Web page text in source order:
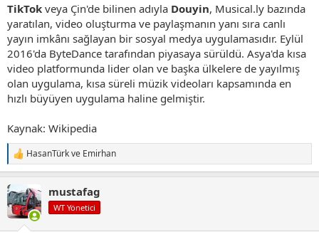
TikTok veya Çin'de bilinen adıyla Douyin, Musical.ly bazında
yaratılan, video oluşturma ve paylaşmanın yanı sıra canlı
yayın imkânı sağlayan bir sosyal medya uygulamasıdır. Eylül
2016'da ByteDance tarafından piyasaya sürüldü. Asya'da kısa
video platformunda lider olan ve başka ülkelere de yayılmış
olan uygulama, kısa süreli müzik videoları kapsamında en
hızlı büyüyen uygulama haline gelmiştir.
Kaynak: Wikipedia
T
e
k
i
l
HasanTürkve Emirhan
mustafag
WT Yönetici